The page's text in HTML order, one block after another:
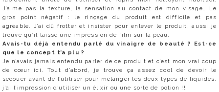
J’aime pas la texture, la sensation au contact de mon visage… Le
gros point négatif : le rinçage du produit est difficile et pas
agréable. J’ai dû frotter et insister pour enlever le produit, aussi je
trouve qu’il laisse une impression de film sur la peau.
Avais-tu déjà entendu parlé du vinaigre de beauté ? Est-ce
que le concept t’a plu ?
Je n’avais jamais entendu parler de ce produit et c’est mon vrai coup
de cœur ici. Tout d’abord, je trouve ça assez cool de devoir le
secouer avant de l’utiliser pour mélanger les deux types de liquides,
j’ai l’impression d’utiliser un élixir ou une sorte de potion !!